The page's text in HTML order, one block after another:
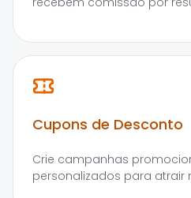
Cupons de Desconto
Crie campanhas
personalizados para atrair